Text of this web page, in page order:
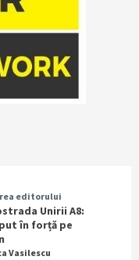
editorului
Unirii A8:
în forță pe
Vasilescu